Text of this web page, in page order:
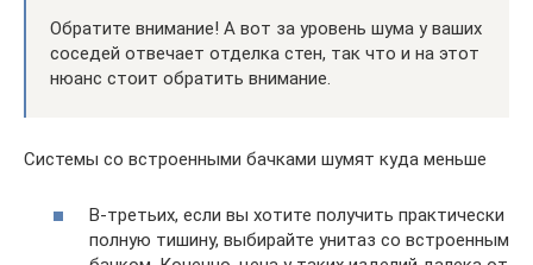
Обратите внимание! А вот за уровень шума у ваших
соседей отвечает отделка стен, так что и на этот
нюанс стоит обратить внимание.
Системы со встроенными бачками шумят куда меньше
В-третьих, если вы хотите получить практически
полную тишину, выбирайте унитаз со встроенным